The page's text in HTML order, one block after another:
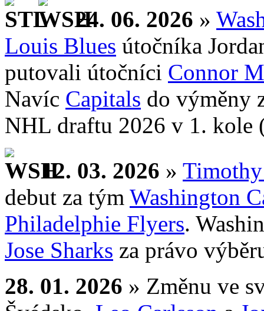
24. 06. 2026 »
Louis Blues útočníka
putovali útočníci Connor
Navíc Capitals do výměny
NHL draftu 2026 v 1. kole
12. 03. 2026 »
debut za tým Washington
Philadelphie Flyers.
Jose Sharks za právo
28. 01. 2026 » Změnu ve